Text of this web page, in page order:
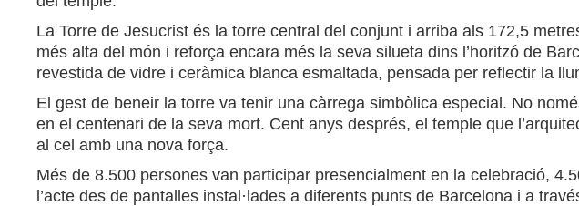
La Torre de Jesucrist és la torre central del conjunt i arriba als 172,5
més alta del món i reforça encara més la seva silueta dins l’horitzó de
revestida de vidre i ceràmica blanca esmaltada, pensada per reflectir la
El gest de beneir la torre va tenir una càrrega simbòlica especial. No
en el centenari de la seva mort. Cent anys després, el temple que
al cel amb una nova força.
Més de 8.500 persones van participar presencialment en la celebració,
l’acte des de pantalles instal·lades a diferents punts de Barcelona i a